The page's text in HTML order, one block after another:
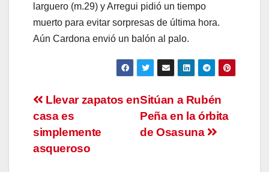
larguero (m.29) y Arregui pidió un tiempo
muerto para evitar sorpresas de última hora.
Aún Cardona envió un balón al palo.
Navegación
de
entradas
Sitúan a Rubén
Peña en la órbita
de Osasuna
Llevar zapatos en
casa es
simplemente
asqueroso